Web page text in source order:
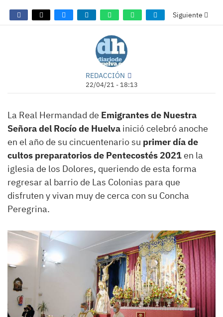
Siguiente
REDACCIÓN
22/04/21 - 18:13
La Real Hermandad de Emigrantes de Nuestra
Señora del Rocío de Huelva inició celebró anoche
en el año de su cincuentenario su primer día de
cultos preparatorios de Pentecostés 2021en la
iglesia de los Dolores, queriendo de esta forma
regresar al barrio de Las Colonias para que
disfruten y vivan muy de cerca con su Concha
Peregrina.